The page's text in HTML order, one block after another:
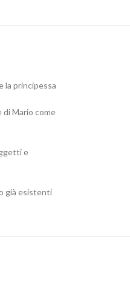
la principessa
di Mario come
e
già esistenti